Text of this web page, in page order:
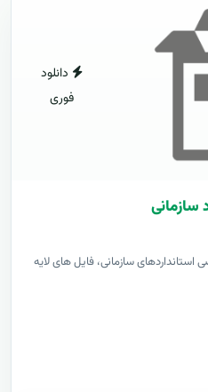
دانلود
فوری
سازمانی
سازمانی، فایل های لایه